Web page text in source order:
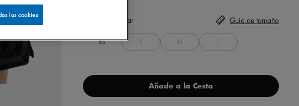
seleccionar
XS S M L
Guía de tamaño
Añade a la Cesta
las cookies